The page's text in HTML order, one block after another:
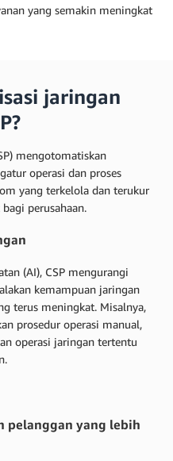
yang semakin meningkat
jaringan
mengotomatiskan
operasi dan proses
yang terkelola dan terukur
perusahaan.
(AI), CSP mengurangi
kemampuan jaringan
terus meningkat. Misalnya,
prosedur operasi manual,
operasi jaringan tertentu
pelanggan yang lebih